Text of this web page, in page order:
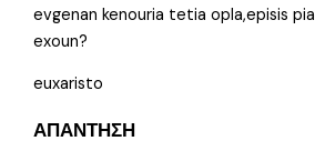
evgenan kenouria tetia opla,episis
exoun?
euxaristo
ΑΠΑΝΤΗΣΗ